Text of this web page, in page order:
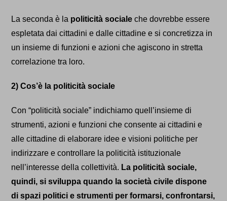
La seconda è la politicità sociale che dovrebbe essere
espletata dai cittadini e dalle cittadine e si concretizza in
un insieme di funzioni e azioni che agiscono in stretta
correlazione tra loro.
2) Cos’è la politicità sociale
Con “politicità sociale” indichiamo quell’insieme di
strumenti, azioni e funzioni che consente ai cittadini e
alle cittadine di elaborare idee e visioni politiche per
indirizzare e controllare la politicità istituzionale
nell’interesse della collettività. La politicità sociale,
quindi, si sviluppa quando la società civile dispone
di spazi politici e strumenti per formarsi, confrontarsi,